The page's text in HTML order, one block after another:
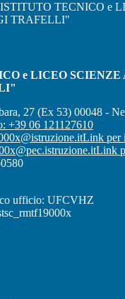
ISTITUTO TECNICO e
TRAFELLI"
e LICEO SCIENZE
27 (Ex 53) 00048 -
+39 06 121127610
Link per
Link
ufficio: UFCVHZ